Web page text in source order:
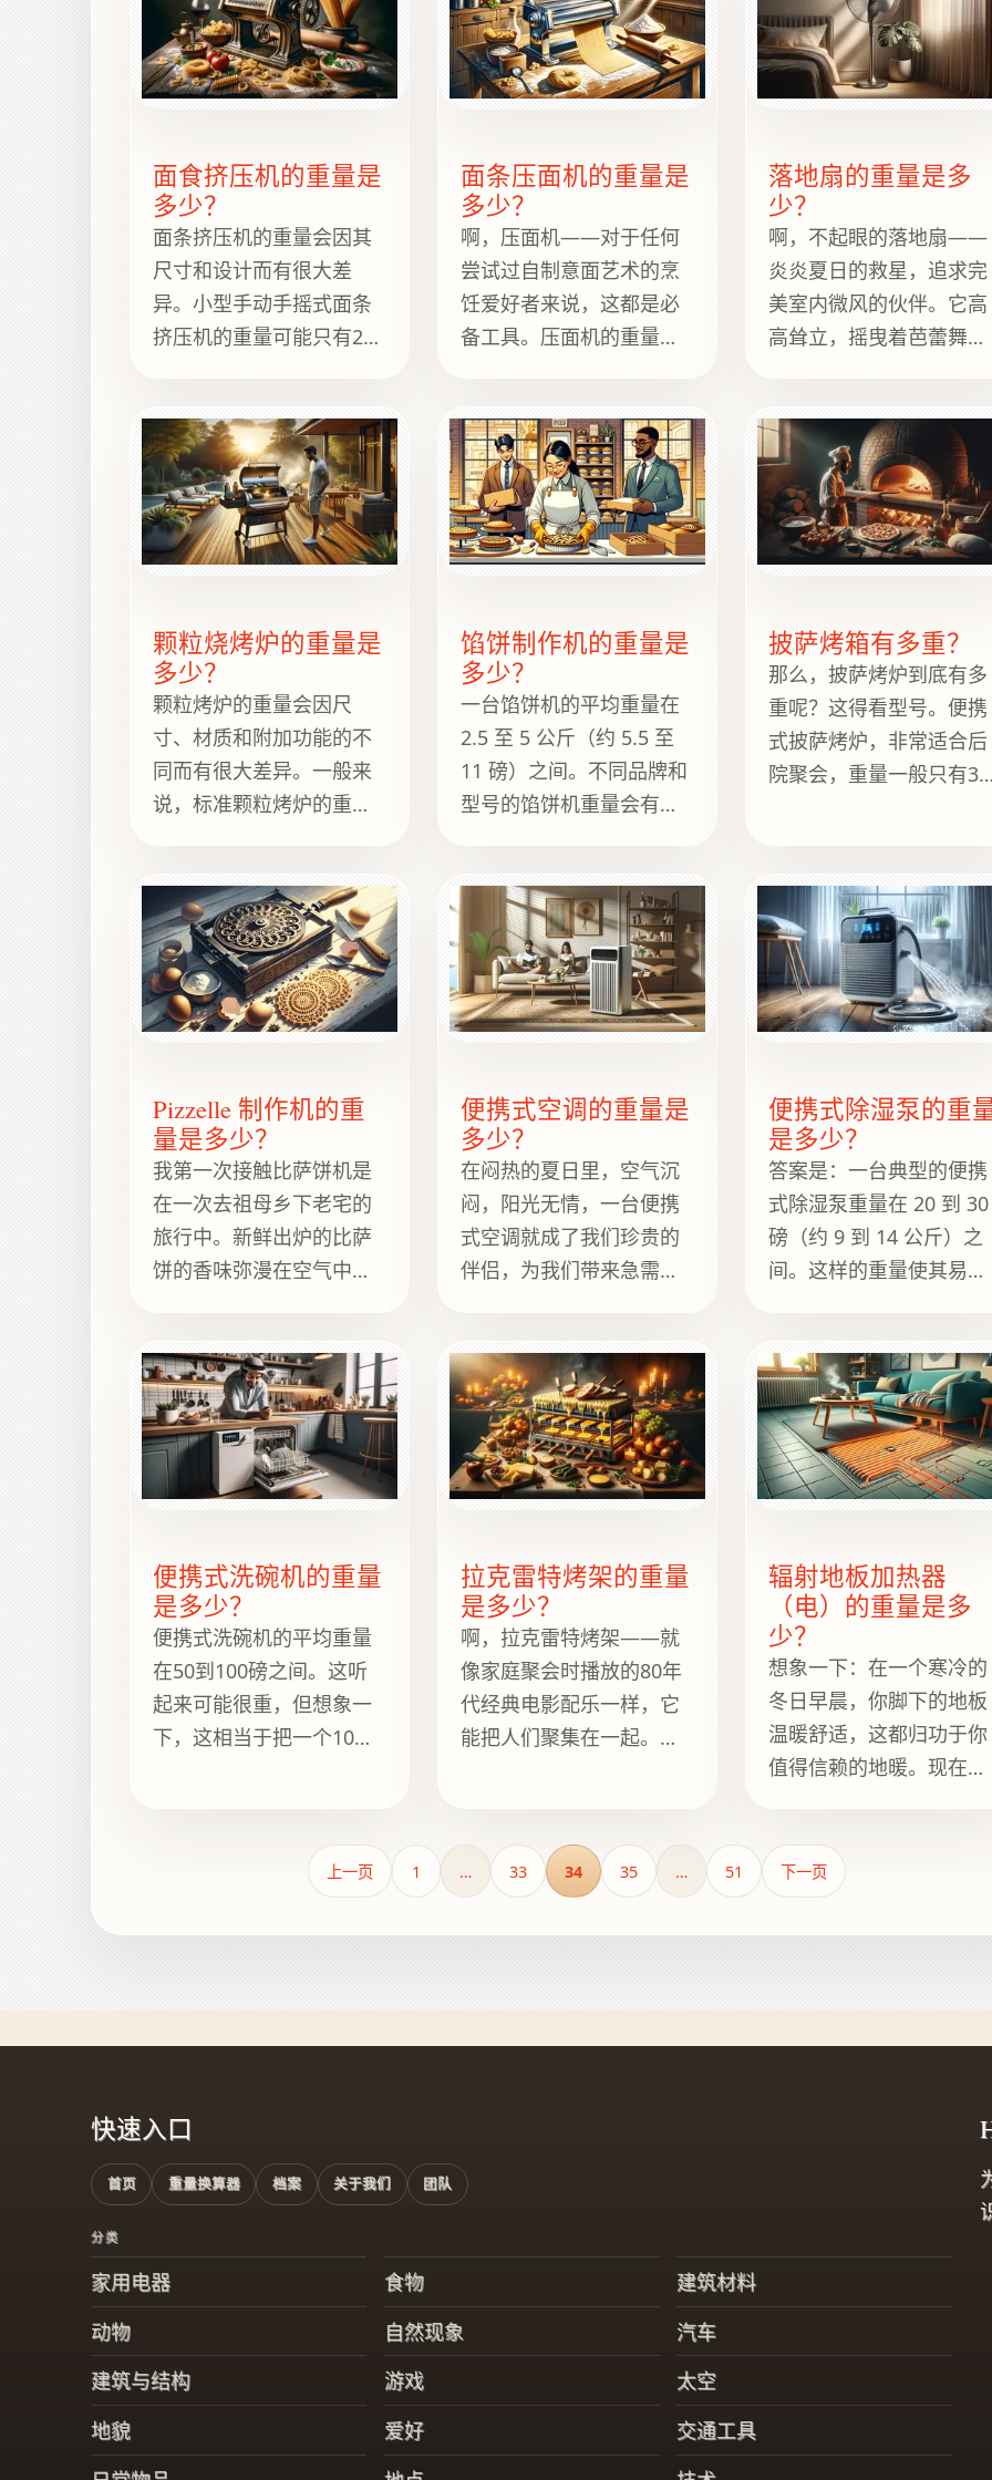
面食挤压机的重量是
多少？
面条挤压机的重量会因其
尺寸和设计而有很大差
异。小型手动手摇式面条
挤压机的重量可能只有2到
产而设计的商用级电动面
条挤压机，重量可能会达
到30到50磅甚至更重！
面条压面机的重量是
多少？
啊，压面机——对于任何
尝试过自制意面艺术的烹
饪爱好者来说，这都是必
备工具。压面机的重量大
于型号和材质。它是一款
坚固耐用且易于操作的厨
房用具。如果你曾经和一
块特别难缠的面团较劲，
你一定会感激压面机在厨
落地扇的重量是多
少？
啊，不起眼的落地扇——
炎炎夏日的救星，追求完
美室内微风的伙伴。它高
高耸立，摇曳着芭蕾舞者
想过，在它嗡嗡作响的小
夜曲中，这位值得信赖的
伙伴究竟有多重？
颗粒烧烤炉的重量是
多少？
颗粒烤炉的重量会因尺
寸、材质和附加功能的不
同而有很大差异。一般来
说，标准颗粒烤炉的重量
性可能成为考量因素 重量
轻至 40 磅，而更大、更坚
固、配备额外功能的型号
重量可超过 200 磅。.
馅饼制作机的重量是
多少？
一台馅饼机的平均重量在
2.5 至 5 公斤（约 5.5 至
11 磅）之间。不同品牌和
型号的馅饼机重量会有所
轻，而一些更大、多功能
的馅饼机重量则可能更
重。
披萨烤箱有多重？
那么，披萨烤炉到底有多
重呢？这得看型号。便携
式披萨烤炉，非常适合后
院聚会，重量一般只有30
重量，却能重达500到
2000磅！说到重量级——
它们不仅仅是烤炉，更是
完美披萨的典范。
Pizzelle 制作机的重
量是多少？
我第一次接触比萨饼机是
在一次去祖母乡下老宅的
旅行中。新鲜出炉的比萨
饼的香味弥漫在空气中，
如它唤起的回忆一样，出
奇地轻便。一台标准的比
萨饼机平均重4到6磅。这
使得它成为方便的厨房伴
侣，易于存放和携带，无
焙氛围中，还是想为家庭
聚会制作甜点。
便携式空调的重量是
多少？
在闷热的夏日里，空气沉
闷，阳光无情，一台便携
式空调就成了我们珍贵的
伴侣，为我们带来急需的
区区30磅到90磅不等。这
种差异取决于设备的制冷
能力和其他功能，就像我
们经历的织锦由不同的生
命线编织而成一样。
便携式除湿泵的重
是多少？
答案是：一台典型的便携
式除湿泵重量在 20 到 30
磅（约 9 到 14 公斤）之
间。这样的重量使其易于
时，务必考虑其重量，以
便于移动和放置在您的居
住空间内。
便携式洗碗机的重量
是多少？
便携式洗碗机的平均重量
在50到100磅之间。这听
起来可能很重，但想象一
下，这相当于把一个10岁
有轮子，让它们像一个准
备去巴哈马群岛待一周的
拉杆箱一样轻松移动。
拉克雷特烤架的重量
是多少？
啊，拉克雷特烤架——就
像家庭聚会时播放的80年
代经典电影配乐一样，它
能把人们聚集在一起。亲
辐射地板加热器
（电）的重量是多
少？
想象一下：在一个寒冷的
冬日早晨，你脚下的地板
温暖舒适，这都归功于你
值得信赖的地暖。现在，
下，电地暖的重量在每平
方英尺2到10磅之间，具
取决于所用材料和具体设
上一页 1 … 33 34 35 … 51 下一页
快速入口
首页 重量换算器 档案 关于我们 团队
分类
家用电器 食物
建筑材料
动物
自然现象
汽车
建筑与结构
游戏
太空
地貌
爱好
交通工具